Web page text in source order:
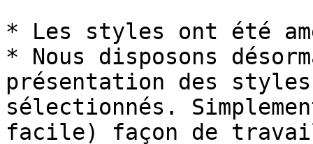
* Les styles ont été
* Nous disposons
présentation des
sélectionnés.
facile) façon de